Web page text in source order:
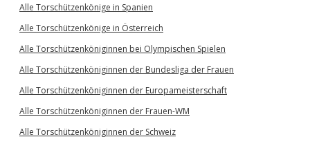
Alle Torschützenkönige in Spanien
Alle Torschützenkönige in Österreich
Alle Torschützenköniginnen bei Olympischen Spielen
Alle Torschützenköniginnen der Bundesliga der Frauen
Alle Torschützenköniginnen der Europameisterschaft
Alle Torschützenköniginnen der Frauen-WM
Alle Torschützenköniginnen der Schweiz